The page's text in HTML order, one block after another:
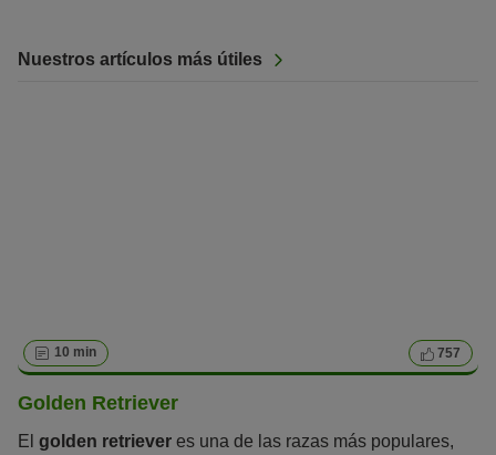
Nuestros artículos más útiles
10 min 757
Golden Retriever
El golden retriever es una de las razas más populares,